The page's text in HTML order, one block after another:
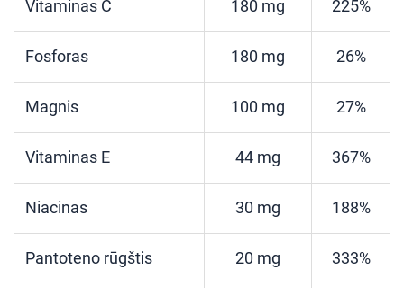
Vitaminas C 180 mg 225%
Fosforas 180 mg 26%
Magnis 100 mg 27%
Vitaminas E 44 mg 367%
Niacinas 30 mg 188%
Pantoteno rūgštis 20 mg 333%